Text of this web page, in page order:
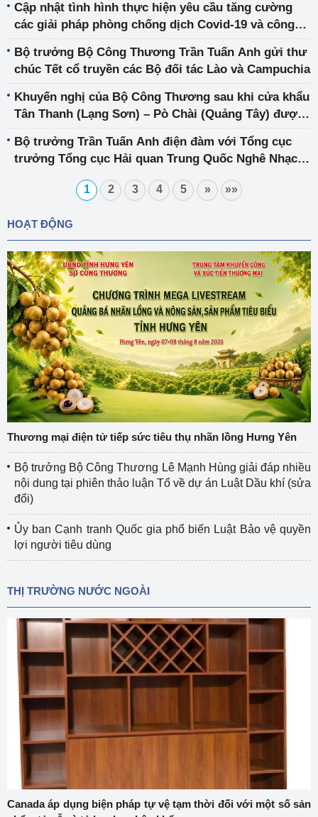
Cập nhật tình hình thực hiện yêu cầu tăng cường
các giải pháp phòng chống dịch Covid-19 và công
dịch của các Sàn TMĐT (tuần từ 17 - 22/4/2020)
Bộ trưởng Bộ Công Thương Trần Tuấn Anh gửi thư
chúc Tết cổ truyền các Bộ đối tác Lào và Campuchia
Khuyến nghị của Bộ Công Thương sau khi cửa khẩu
Tân Thanh (Lạng Sơn) – Pò Chài (Quảng Tây) được
Bộ trưởng Trần Tuấn Anh điện đàm với Tổng cục
trưởng Tổng cục Hải quan Trung Quốc Nghê Nhạc
Chung Sơn 1 2 3 4 5 » »»
HOẠT ĐỘNG
Thương mại điện tử tiếp sức tiêu thụ nhãn lồng Hưng Yên
Bộ trưởng Bộ Công Thương Lê Mạnh Hùng giải đáp nhiều
nội dung tại phiên thảo luận Tổ về dự án Luật Dầu khí (sửa
đổi)
Ủy ban Cạnh tranh Quốc gia phổ biến Luật Bảo vệ quyền
lợi người tiêu dùng
THỊ TRƯỜNG NƯỚC NGOÀI
Canada áp dụng biện pháp tự vệ tạm thời đối với một số sản